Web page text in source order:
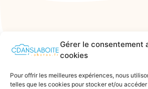
Gérer le consentement
cookies
Pour offrir les meilleures expériences, nous
telles que les cookies pour stocker et/ou